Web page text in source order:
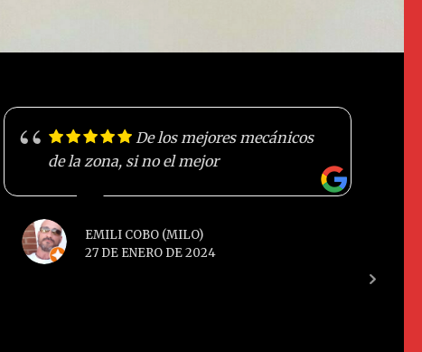
De los mejores mecánicos
de la zona, si no el mejor
EMILI COBO (MILO)
27 DE ENERO DE 2024